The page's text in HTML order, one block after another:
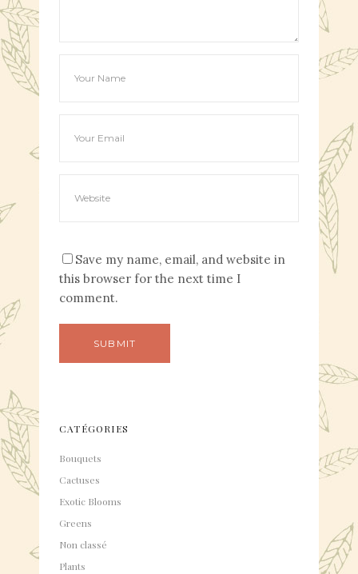
Save my name, email, and website in
this browser for the next time I
comment.
CATÉGORIES
Bouquets
Cactuses
Exotic Blooms
Greens
Non classé
Plants